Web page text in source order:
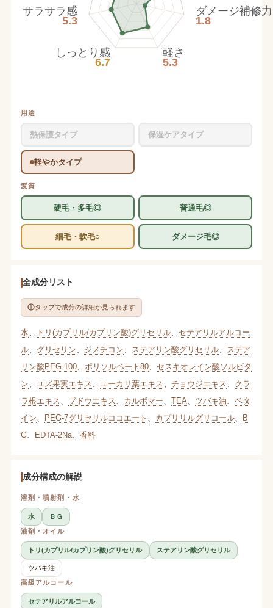
ダメージ補修力
1.8
軽さ
5.3
しっとり感
6.7
サラサラ感
5.3
用途
熱保護タイプ 保湿ケアタイプ
軽やかタイプ
髪質
硬毛・多毛◎ 普通毛◎
細毛・軟毛○ ダメージ毛◎
全成分リスト
タップで成分の詳細が見られます
水 トリ(カプリル/カプリン酸)グリセリル、 セテアリルアルコー
ル、 グリセリン ジメチコン ステアリン酸グリセリル、
ステア
リン酸PEG-100、 ポリソルベート80、 セスキオレイン酸ソルビタ
ン
ユズ果実エキス ユーカリ葉エキス チョウジエキス
クラ
ラ根エキス
ブドウエキス カルボマー TEA ツバキ油
ベタ
イン
PEG-7グリセリルココエート カプリリルグリコール、 B
G、 EDTA-2Na、 香料
成分構成の解説
溶剤・噴射剤・水
水
ＢＧ
油剤・オイル
トリ(カプリル/カプリン酸)グリセリル ステアリン酸グリセリル
ツバキ油
高級アルコール
セテアリルアルコール